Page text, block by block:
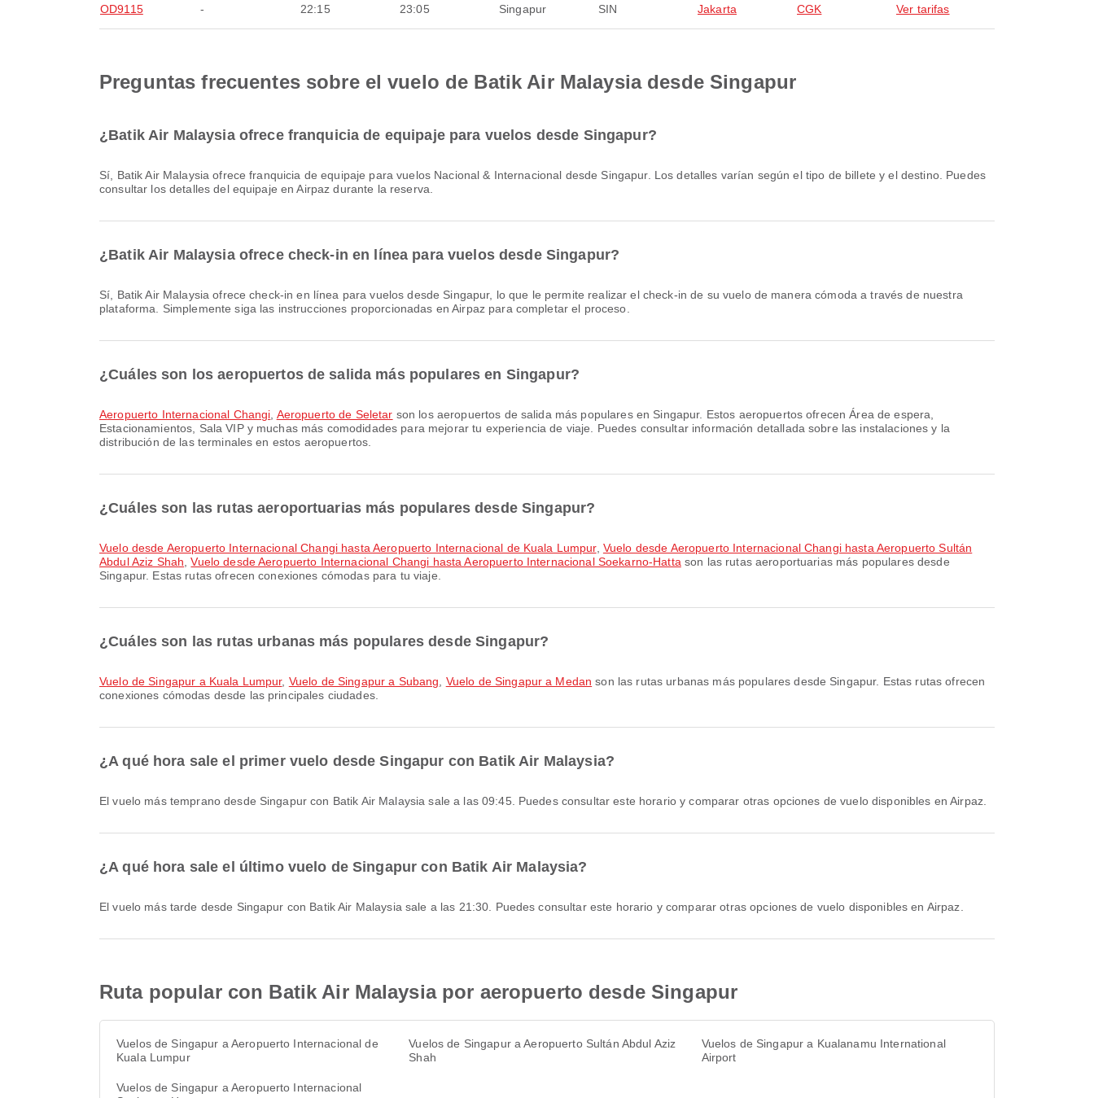
OD9115 - 22:15 23:05 Singapur SIN Jakarta CGK Ver tarifas
Preguntas frecuentes sobre el vuelo de Batik Air Malaysia desde Singapur
¿Batik Air Malaysia ofrece franquicia de equipaje para vuelos desde Singapur?
Sí, Batik Air Malaysia ofrece franquicia de equipaje para vuelos Nacional & Internacional desde Singapur. Los detalles varían según el tipo de billete y el destino. Puedes
consultar los detalles del equipaje en Airpaz durante la reserva.
¿Batik Air Malaysia ofrece check-in en línea para vuelos desde Singapur?
Sí, Batik Air Malaysia ofrece check-in en línea para vuelos desde Singapur, lo que le permite realizar el check-in de su vuelo de manera cómoda a través de nuestra
plataforma. Simplemente siga las instrucciones proporcionadas en Airpaz para completar el proceso.
¿Cuáles son los aeropuertos de salida más populares en Singapur?
Aeropuerto Internacional Changi Aeropuerto de Seletar son los aeropuertos de salida más populares en Singapur. Estos aeropuertos ofrecen Área de espera,
Estacionamientos, Sala VIP y muchas más comodidades para mejorar tu experiencia de viaje. Puedes consultar información detallada sobre las instalaciones y la
distribución de las terminales en estos aeropuertos.
¿Cuáles son las rutas aeroportuarias más populares desde Singapur?
Vuelo desde Aeropuerto Internacional Changi hasta Aeropuerto Internacional de Kuala Lumpur, Vuelo desde Aeropuerto Internacional Changi hasta Aeropuerto Sultán
Abdul Aziz Shah ,Vuelo desde Aeropuerto Internacional Changi hasta Aeropuerto Internacional Soekarno-Hatta son las rutas aeroportuarias más populares desde
Singapur. Estas rutas ofrecen conexiones cómodas para tu viaje.
¿Cuáles son las rutas urbanas más populares desde Singapur?
Vuelo de Singapur a Kuala Lumpur, Vuelo de Singapur a Subang Vuelo de Singapur a Medan son las rutas urbanas más populares desde Singapur. Estas rutas ofrecen
conexiones cómodas desde las principales ciudades.
¿A qué hora sale el primer vuelo desde Singapur con Batik Air Malaysia?
El vuelo más temprano desde Singapur con Batik Air Malaysia sale a las 09:45. Puedes consultar este horario y comparar otras opciones de vuelo disponibles en Airpaz.
¿A qué hora sale el último vuelo de Singapur con Batik Air Malaysia?
El vuelo más tarde desde Singapur con Batik Air Malaysia sale a las 21:30. Puedes consultar este horario y comparar otras opciones de vuelo disponibles en Airpaz.
Ruta popular con Batik Air Malaysia por aeropuerto desde Singapur
Vuelos de Singapur a Aeropuerto Internacional de
Kuala Lumpur
Vuelos de Singapur a Aeropuerto Sultán Abdul Aziz
Shah
Vuelos de Singapur a Kualanamu International
Airport
Vuelos de Singapur a Aeropuerto Internacional